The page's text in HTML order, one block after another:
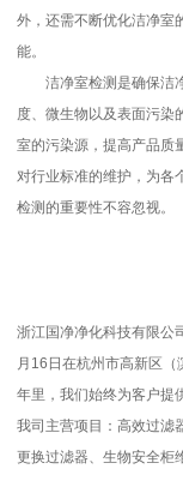
外，还需不断优化洁净室
能。
洁净室检测是确保洁
度、微生物以及表面污染
室的污染源，提高产品质
对行业标准的维护，为各
检测的重要性不容忽视。
浙江国净净化科技有限公
月16日在杭州市高新区
年里，我们始终为客户提
我司主营项目：高效过滤
更换过滤器、生物安全柜